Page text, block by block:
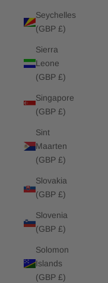
Seychelles
(GBP £)
Sierra
Leone
(GBP £)
Singapore
(GBP £)
Sint
Maarten
(GBP £)
Slovakia
(GBP £)
Slovenia
(GBP £)
Solomon
Islands
(GBP £)